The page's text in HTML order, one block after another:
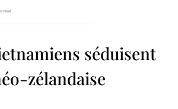
séduisent
zélandaise